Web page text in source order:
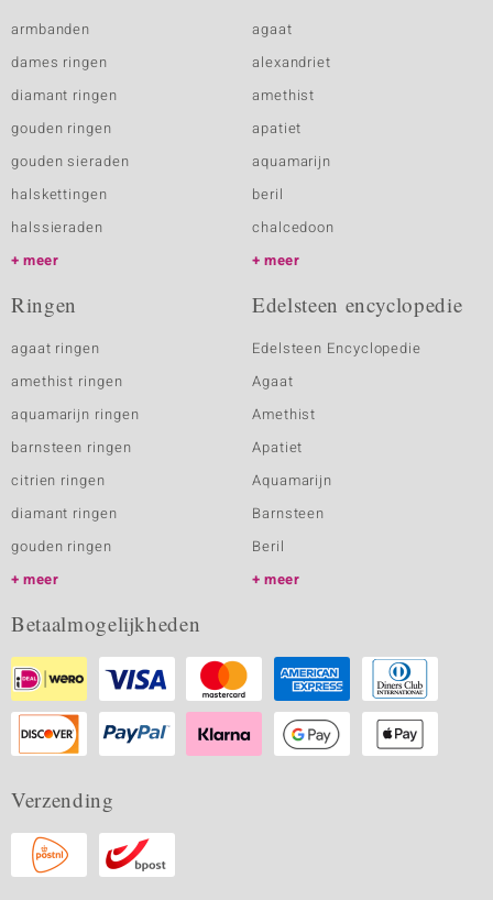
armbanden
dames ringen
diamant ringen
gouden ringen
gouden sieraden
halskettingen
halssieraden
meer
agaat
alexandriet
amethist
apatiet
aquamarijn
beril
chalcedoon
meer
Ringen
agaat ringen
amethist ringen
aquamarijn ringen
barnsteen ringen
citrien ringen
diamant ringen
gouden ringen
meer
Edelsteen encyclopedie
Edelsteen Encyclopedie
Agaat
Amethist
Apatiet
Aquamarijn
Barnsteen
Beril
meer
Betaalmogelijkheden
Verzending